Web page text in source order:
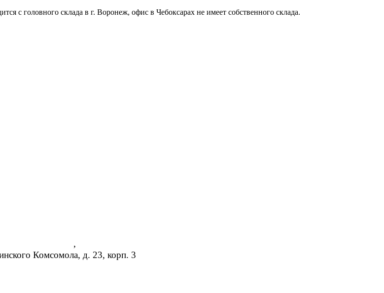
с головного склада в г. Воронеж, офис в Чебоксарах не имеет собственного склада.
,
Комсомола, д. 23, корп. 3